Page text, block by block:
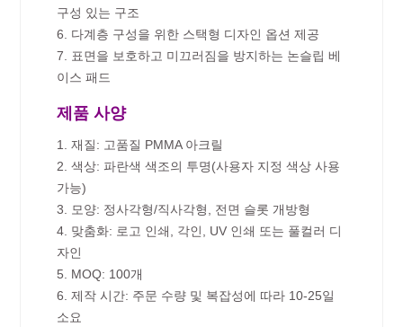
구성 있는 구조
6. 다계층 구성을 위한 스택형 디자인 옵션 제공
7. 표면을 보호하고 미끄러짐을 방지하는 논슬립 베
이스 패드
제품 사양
1. 재질: 고품질 PMMA 아크릴
2. 색상: 파란색 색조의 투명(사용자 지정 색상 사용
가능)
3. 모양: 정사각형/직사각형, 전면 슬롯 개방형
4. 맞춤화: 로고 인쇄, 각인, UV 인쇄 또는 풀컬러 디
자인
5. MOQ: 100개
6. 제작 시간: 주문 수량 및 복잡성에 따라 10-25일
소요